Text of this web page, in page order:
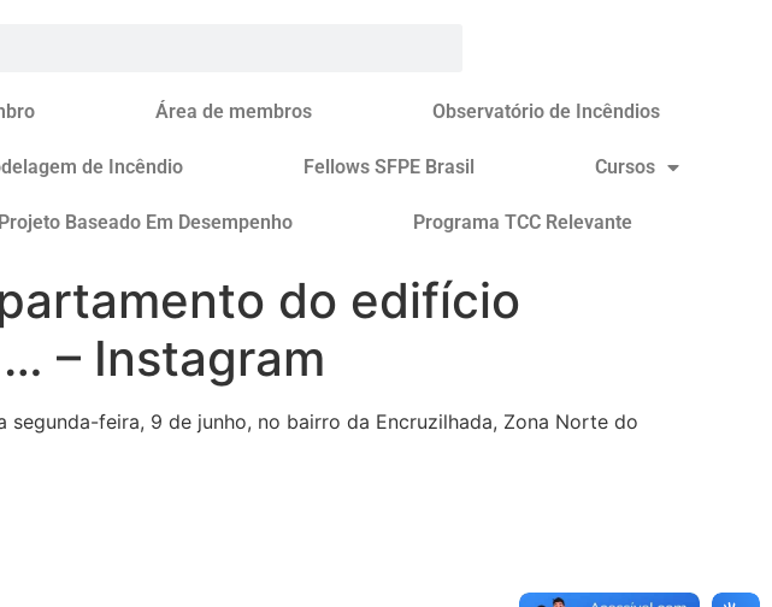
Área de membros Observatório de Incêndios
de Incêndio Fellows SFPE Brasil Cursos
Projeto Baseado Em Desempenho Programa TCC Relevante
do edifício
– Instagram
feira, 9 de junho, no bairro da Encruzilhada, Zona Norte do